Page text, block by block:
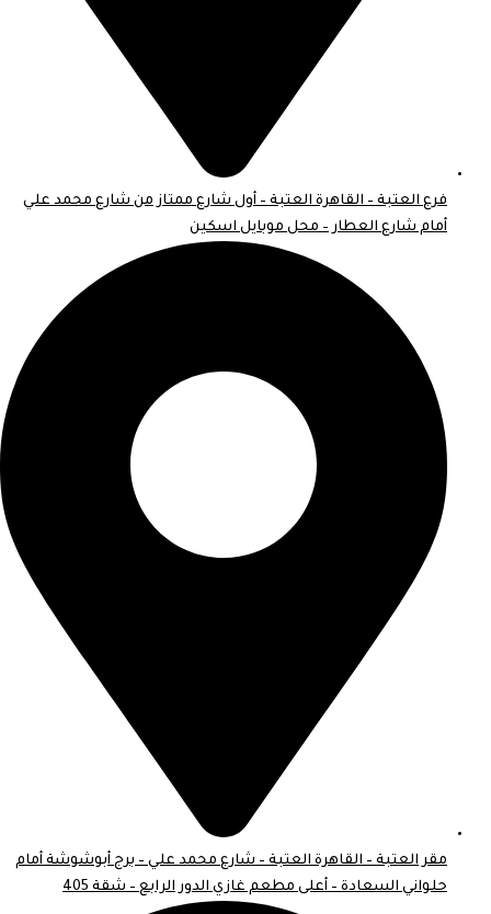
فرع العتبة – القاهرة العتبة – أول شارع ممتاز من شارع محمد علي
أمام شارع العطار – محل موبايل اسكين
مقر العتبة – القاهرة العتبة – شارع محمد علي – برج أبوشوشة أمام
حلواني السعادة – أعلى مطعم غازي الدور الرابع – شقة 405